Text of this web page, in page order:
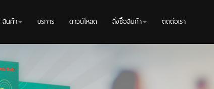
สินค้า บริการ ดาวน์โหลด สั่งซื้อสินค้า ติดต่อเรา